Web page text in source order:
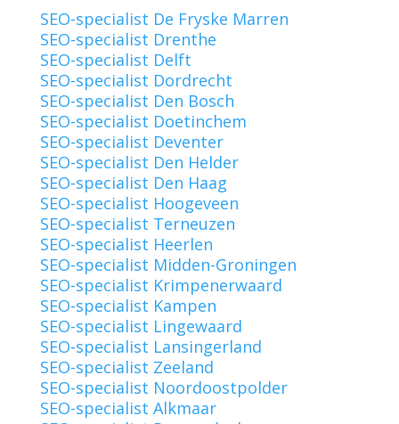
SEO-specialist De Fryske Marren
SEO-specialist Drenthe
SEO-specialist Delft
SEO-specialist Dordrecht
SEO-specialist Den Bosch
SEO-specialist Doetinchem
SEO-specialist Deventer
SEO-specialist Den Helder
SEO-specialist Den Haag
SEO-specialist Hoogeveen
SEO-specialist Terneuzen
SEO-specialist Heerlen
SEO-specialist Midden-Groningen
SEO-specialist Krimpenerwaard
SEO-specialist Kampen
SEO-specialist Lingewaard
SEO-specialist Lansingerland
SEO-specialist Zeeland
SEO-specialist Noordoostpolder
SEO-specialist Alkmaar